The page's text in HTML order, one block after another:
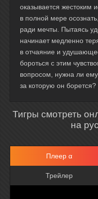
оказывается жестоким
в полной мере
ради мечты. Пытаясь
начинает медленно
в отчаяние и
бороться с этим
вопросом, нужна ли
за которую он борется?
Тигры смотреть
на
Плеер α
Трейлер